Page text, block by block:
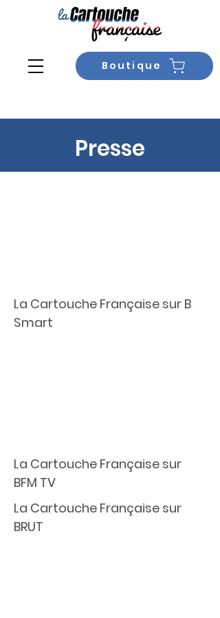
Boutique
Presse
La Cartouche Française sur B
Smart
La Cartouche Française sur
BFM TV
La Cartouche Française sur
BRUT